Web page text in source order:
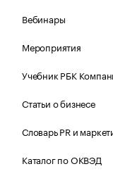
Вебинары
Мероприятия
Учебник РБК
Статьи о бизнесе
Словарь PR и
Каталог по ОКВЭД